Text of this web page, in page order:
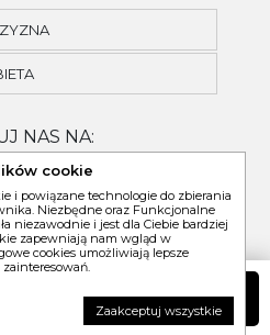
NAS NA:
cookie
i powiązane technologie do zbierania
Niezbędne oraz Funkcjonalne
niezawodnie i jest dla Ciebie bardziej
zapewniają nam wgląd w
cookies umożliwiają lepsze
Zaakceptuj wszystkie